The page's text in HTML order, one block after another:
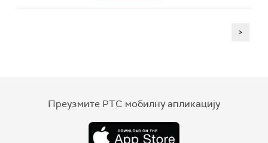
>
Преузмите РТС мобилну апликацију